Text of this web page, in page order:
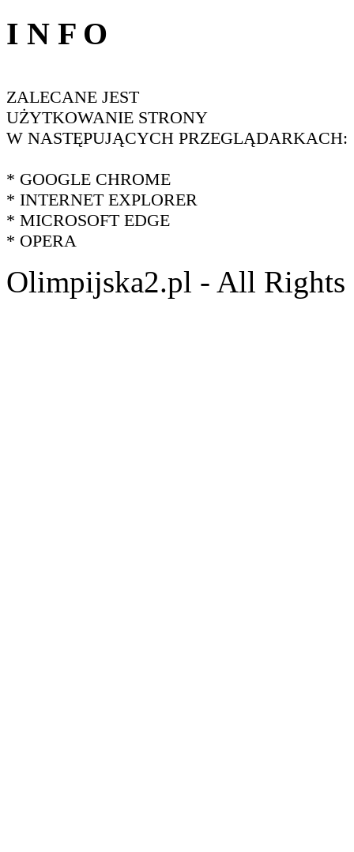
I N F O
ZALECANE JEST
UŻYTKOWANIE STRONY
W NASTĘPUJĄCYCH PRZEGLĄDARKACH:
* GOOGLE CHROME
* INTERNET EXPLORER
* MICROSOFT EDGE
* OPERA
Olimpijska2.pl - All Rights